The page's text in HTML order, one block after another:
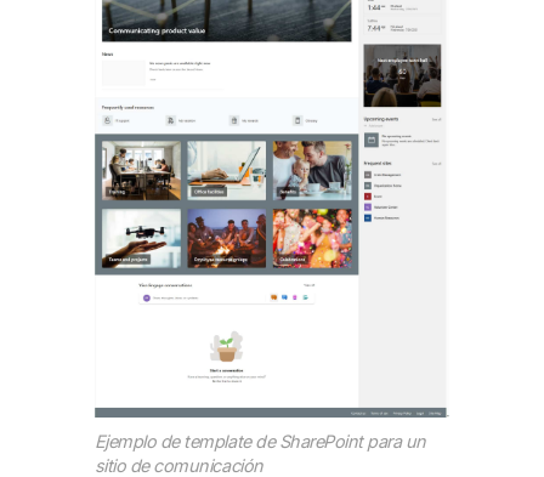
Ejemplo de template de SharePoint para un
sitio de comunicación